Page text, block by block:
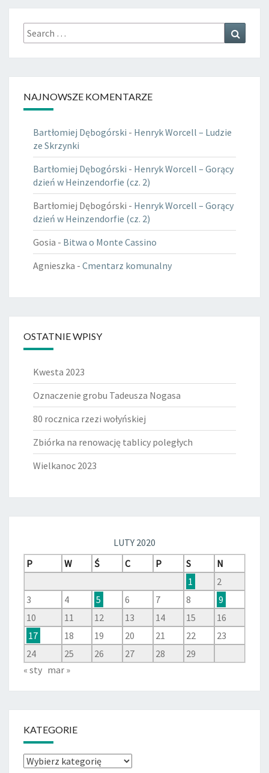
Search
for:
NAJNOWSZE KOMENTARZE
Bartłomiej Dębogórski - Henryk Worcell – Ludzie
ze Skrzynki
Bartłomiej Dębogórski - Henryk Worcell – Gorący
dzień w Heinzendorfie (cz. 2)
Bartłomiej Dębogórski - Henryk Worcell – Gorący
dzień w Heinzendorfie (cz. 2)
Gosia - Bitwa o Monte Cassino
Agnieszka - Cmentarz komunalny
OSTATNIE WPISY
Kwesta 2023
Oznaczenie grobu Tadeusza Nogasa
80 rocznica rzezi wołyńskiej
Zbiórka na renowację tablicy poległych
Wielkanoc 2023
LUTY 2020
P
W Ś C P S
N
1
2
3
4 5 6 7 8
9
10
11 12 13 14 15
16
17
18 19 20 21 22
23
24
25 26 27 28
29
« sty mar »
KATEGORIE
Kategorie